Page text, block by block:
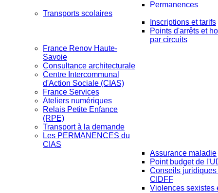
Permanences
Transports scolaires
Inscriptions et tarifs
Points d'arrêts et
par circuits
France Renov Haute-
Savoie
Consultance architecturale
Centre Intercommunal
d'Action Sociale (CIAS)
France Services
Ateliers numériques
Relais Petite Enfance
(RPE)
Transport à la demande
Les PERMANENCES du
CIAS
Assurance maladie
Point budget de
Conseils juridiques
CIDFF
Violences sexistes